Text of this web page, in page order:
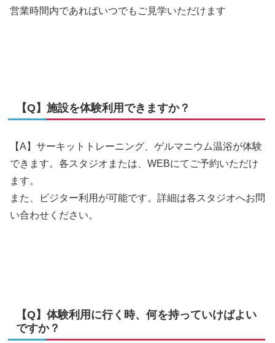
営業時間内であればいつでもご見学いただけます
【Q】施設を体験利用できますか？
【A】サーキットトレーニング、ゲルマニウム温浴が体験
できます。各スタジオまたは、WEBにてご予約いただけ
ます。
また、ビジター利用が可能です。詳細は各スタジオへお問
い合わせください。
【Q】体験利用に行く時、何を持っていけばよい
ですか？